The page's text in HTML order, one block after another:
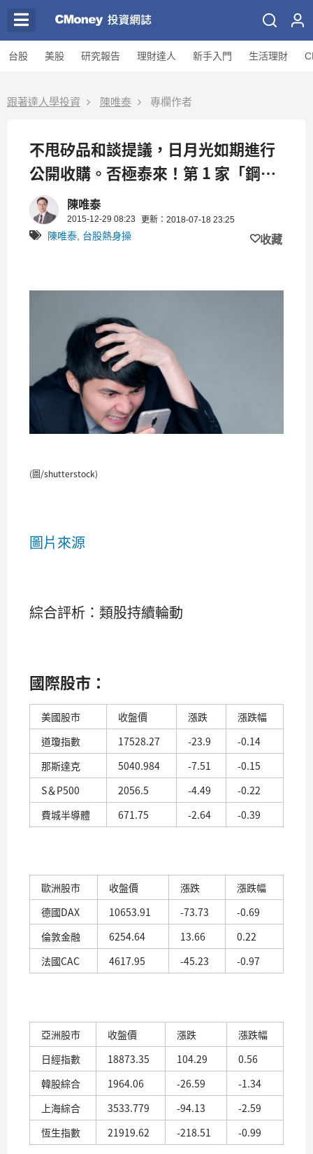
台股 美股 研究報告 理財達人 新手入門 生活理財
跟著達人學投資 陳唯泰 專欄作者
不甩矽品和談提議，日月光如期進行
公開收購。否極泰來！第 1 家「鋼鐵
股」調漲外銷價格...
陳唯泰
2015-12-29 08:23 更新：2018-07-18 23:25
陳唯泰 台股熱身操 收藏
(圖/shutterstock)
圖片來源
綜合評析：類股持續輪動
國際股市：
美國股市 收盤價 漲跌
漲跌幅
道瓊指數
17528.27 -23.9
-0.14
那斯達克
5040.984 -7.51
-0.15
S＆P500
2056.5 -4.49
-0.22
費城半導體
671.75 -2.64 -0.39
歐洲股市 收盤價 漲跌
漲跌幅
德國DAX
10653.91 -73.73
-0.69
倫敦金融
6254.64 13.66
0.22
法國CAC
4617.95 -45.23 -0.97
亞洲股市 收盤價 漲跌
漲跌幅
日經指數
18873.35 104.29
0.56
韓股綜合
1964.06 -26.59
-1.34
上海綜合
3533.779 -94.13
-2.59
恆生指數
21919.62 -218.51 -0.99